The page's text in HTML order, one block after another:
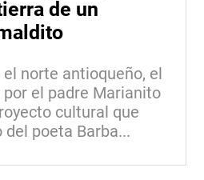
de un
el norte antioqueño, el
el padre Marianito
cultural que
poeta Barba...